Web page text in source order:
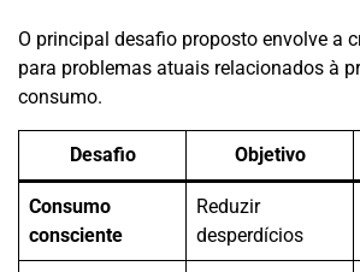
O principal desafio proposto envolve a
para problemas atuais relacionados à
consumo.
Desafio Objetivo
Consumo
consciente
Reduzir
desperdícios